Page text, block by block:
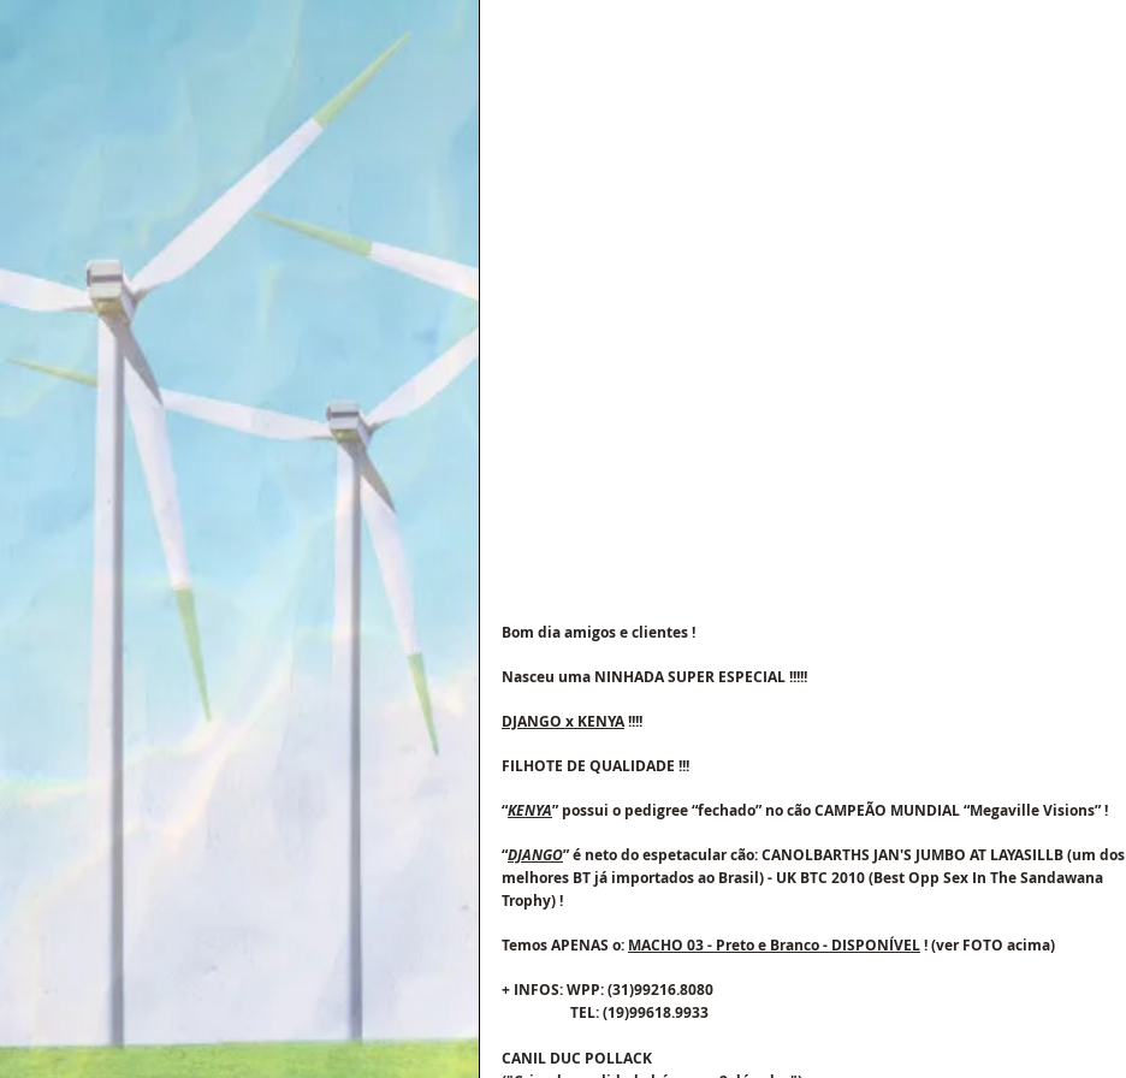
Bom dia amigos e clientes !
Nasceu uma NINHADA SUPER ESPECIAL !!!!!
DJANGO x KENYA !!!!
FILHOTE DE QUALIDADE !!!
“KENYA” possui o pedigree “fechado” no cão CAMPEÃO MUNDIAL “Megaville Visions” !
“DJANGO” é neto do espetacular cão: CANOLBARTHS JAN'S JUMBO AT LAYASILLB (um dos
melhores BT já importados ao Brasil) - UK BTC 2010 (Best Opp Sex In The Sandawana
Trophy) !
Temos APENAS o: MACHO 03 - Preto e Branco - DISPONÍVEL ! (ver FOTO acima)
+ INFOS: WPP: (31)99216.8080
                   TEL: (19)99618.9933
CANIL DUC POLLACK